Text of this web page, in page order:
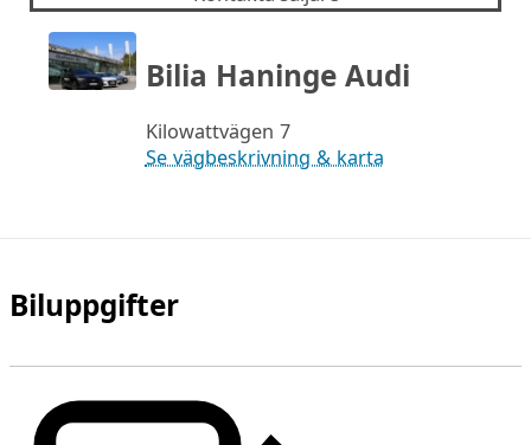
Bilia Haninge Audi
Kilowattvägen 7
Se vägbeskrivning & karta
Biluppgifter